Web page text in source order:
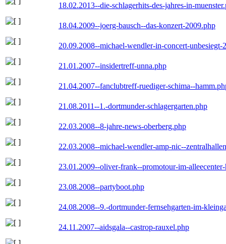
18.02.2013--die-schlagerhits-des-jahres-in-
18.04.2009--joerg-bausch--das-konzert-2009.php
20.09.2008--michael-wendler-in-concert-unbesiegt-
21.01.2007--insidertreff-unna.php
21.04.2007--fanclubtreff-ruediger-schima--
21.08.2011--1.-dortmunder-schlagergarten.php
22.03.2008--8-jahre-news-oberberg.php
22.03.2008--michael-wendler-amp-nic--
23.01.2009--oliver-frank--promotour-im-
23.08.2008--partyboot.php
24.08.2008--9.-dortmunder-fernsehgarten-im-
24.11.2007--aidsgala--castrop-rauxel.php